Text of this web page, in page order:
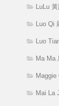
LuLu
Luo Qi
Luo
Ma Ma
Maggie
Mai La